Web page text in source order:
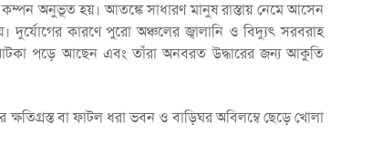
কম্পন অনুভূত হয়। আতঙ্কে সাধারণ মানুষ রাস্তায় নেমে আসেন
কারণে পুরো অঞ্চলের জ্বালানি ও বিদ্যুৎ সরবরাহ
পড়ে আছেন এবং তাঁরা অনবরত উদ্ধারের জন্য আকুতি
ক্ষতিগ্রস্ত বা ফাটল ধরা ভবন ও বাড়িঘর অবিলম্বে ছেড়ে খোলা